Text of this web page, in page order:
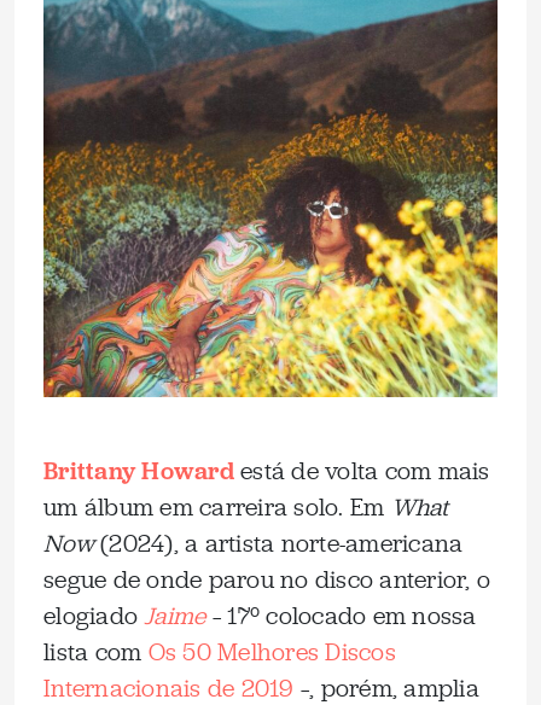
Brittany Howardestá de volta com mais
um álbum em carreira solo. Em What
Now(2024), a artista norte-americana
segue de onde parou no disco anterior, o
elogiadoJaime– 17º colocado em nossa
lista com Os 50 Melhores Discos
Internacionais de 2019 –, porém, amplia